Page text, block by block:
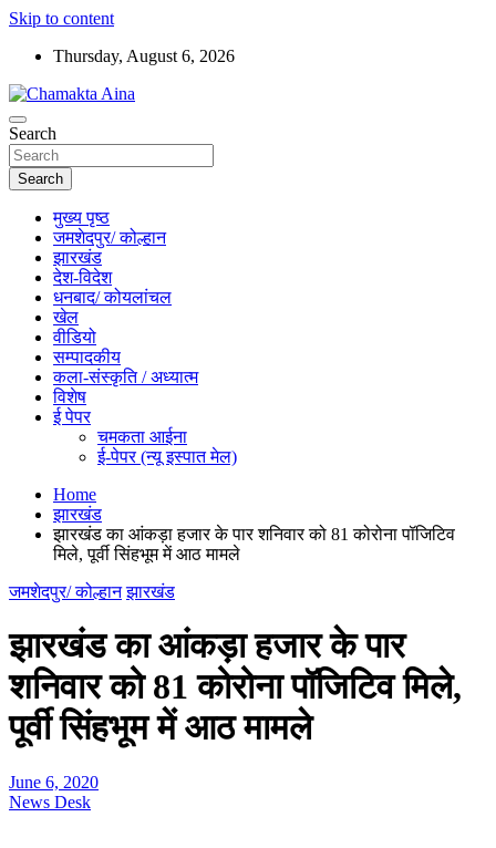
Skip to content
Thursday, August 6, 2026
Chamakta Aina
Hindi News Paper – Jharkhand
Search
Search
मुख्य पृष्ठ
जमशेदपुर/ कोल्हान
झारखंड
देश-विदेश
धनबाद/ कोयलांचल
खेल
वीडियो
सम्पादकीय
कला-संस्कृति / अध्यात्म
विशेष
ई पेपर
चमकता आईना
ई-पेपर (न्यू इस्पात मेल)
Home
झारखंड
झारखंड का आंकड़ा हजार के पार शनिवार को 81 कोरोना पॉजिटिव
मिले, पूर्वी सिंहभूम में आठ मामले
जमशेदपुर/ कोल्हान झारखंड
झारखंड का आंकड़ा हजार के पार
शनिवार को 81 कोरोना पॉजिटिव मिले,
पूर्वी सिंहभूम में आठ मामले
June 6, 2020
News Desk